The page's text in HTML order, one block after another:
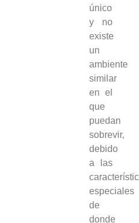
único
y no
existe
un
ambiente
similar
en el
que
puedan
sobrevir,
debido
a las
especiales
de
donde